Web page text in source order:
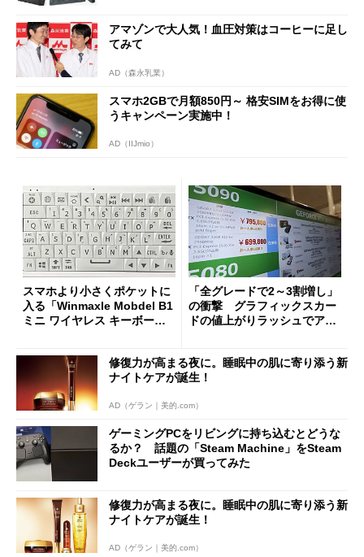
アマゾンで大人気！血圧対策はコーヒーに足し
てみて
AD（森永乳業）
スマホ2GBで月額850円～ 格安SIMをお得に使
うキャンペーン実施中！
AD（IIJmio）
スマホより小さくポケットに
入る「Winmaxle Mobdel B1
ミニ ワイヤレス キーボー
「全グレードで2～3割増し」
の衝撃 グラフィックスカー
ドの値上がりラッシュでアキ
修復力が高まる夜に。睡眠中の肌に寄り添う新
ナイトケアが誕生！
AD（ゲラン｜美的.com）
ゲーミングPCをリビングに持ち込むとどうな
るか？ 話題の「Steam Machine」をSteam
Deckユーザーが買ってみた
修復力が高まる夜に。睡眠中の肌に寄り添う新
ナイトケアが誕生！
AD（ゲラン｜美的.com）